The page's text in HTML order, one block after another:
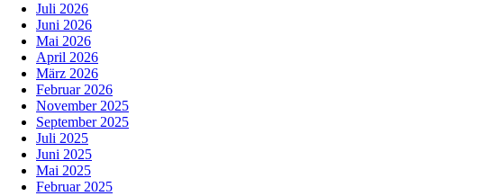
Juli 2026
Juni 2026
Mai 2026
April 2026
März 2026
Februar 2026
November 2025
September 2025
Juli 2025
Juni 2025
Mai 2025
Februar 2025